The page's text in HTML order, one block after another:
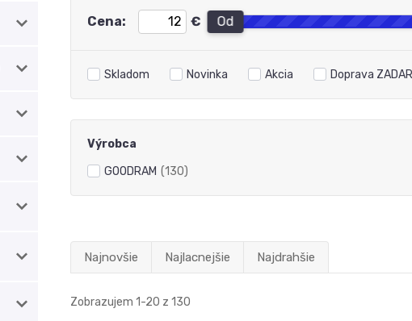
Cena: € Od
Skladom Novinka Akcia Doprava
Výrobca
GOODRAM (130)
Najnovšie Najlacnejšie Najdrahšie
Zobrazujem 1-20 z 130